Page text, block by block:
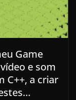
Game
e som
C++, a criar